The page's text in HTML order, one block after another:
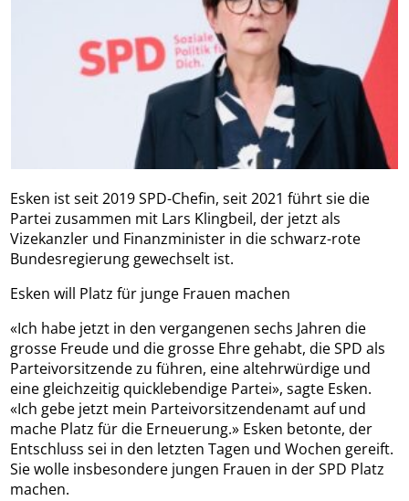
Esken ist seit 2019 SPD-Chefin, seit 2021 führt sie die
Partei zusammen mit Lars Klingbeil, der jetzt als
Vizekanzler und Finanzminister in die schwarz-rote
Bundesregierung gewechselt ist.
Esken will Platz für junge Frauen machen
«Ich habe jetzt in den vergangenen sechs Jahren die
grosse Freude und die grosse Ehre gehabt, die SPD als
Parteivorsitzende zu führen, eine altehrwürdige und
eine gleichzeitig quicklebendige Partei», sagte Esken.
«Ich gebe jetzt mein Parteivorsitzendenamt auf und
mache Platz für die Erneuerung.» Esken betonte, der
Entschluss sei in den letzten Tagen und Wochen gereift.
Sie wolle insbesondere jungen Frauen in der SPD Platz
machen.